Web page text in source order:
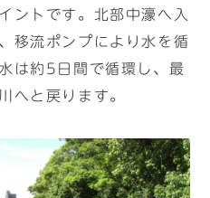
ントです。北部中濠へ入
移流ポンプにより水を循
は約5日間で循環し、最
へと戻ります。